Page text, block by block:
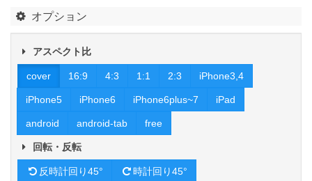
オプション
アスペクト比
cover 16:9 4:3 1:1 2:3 iPhone3,4
iPhone5 iPhone6 iPhone6plus~7 iPad
android android-tab free
回転・反転
反時計回り45° 時計回り45°